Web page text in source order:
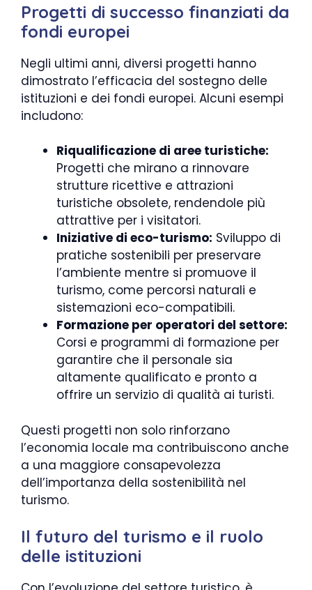
Progetti di successo finanziati da
fondi europei
Negli ultimi anni, diversi progetti hanno
dimostrato l’efficacia del sostegno delle
istituzioni e dei fondi europei. Alcuni esempi
includono:
Riqualificazione di aree turistiche:
Progetti che mirano a rinnovare
strutture ricettive e attrazioni
turistiche obsolete, rendendole più
attrattive per i visitatori.
Iniziative di eco-turismo: Sviluppo di
pratiche sostenibili per preservare
l’ambiente mentre si promuove il
turismo, come percorsi naturali e
sistemazioni eco-compatibili.
Formazione per operatori del settore:
Corsi e programmi di formazione per
garantire che il personale sia
altamente qualificato e pronto a
offrire un servizio di qualità ai turisti.
Questi progetti non solo rinforzano
l’economia locale ma contribuiscono anche
a una maggiore consapevolezza
dell’importanza della sostenibilità nel
turismo.
Il futuro del turismo e il ruolo
delle istituzioni